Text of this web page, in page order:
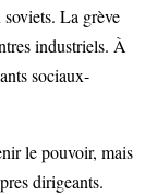
La grève
industriels. À
sociaux-
le pouvoir, mais
dirigeants.